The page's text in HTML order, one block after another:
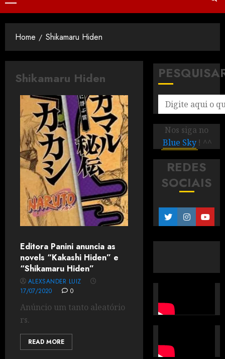
Home Shikamaru Hiden
Shikamaru Hiden
Editora Panini anuncia as
novels “Kakashi Hiden” e
“Shikamaru Hiden”
ALEXSANDER LUIZ
17/07/2020
0
Anúncio um tanto aleatório
rs.
READ MORE
Nos siga no
Blue Sky ! ^^
REDES
SOCIAIS